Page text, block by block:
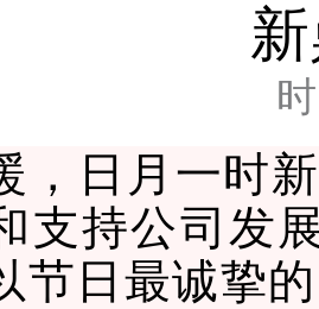
，日月一时
支持公司发
节日最诚挚